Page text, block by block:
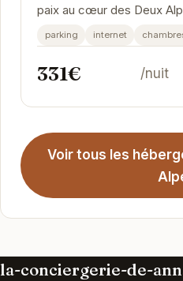
paix au cœur des Deux
chaleureuse et ses
parking internet
331€ /nuit
Voir tous les
la-conciergerie-de-